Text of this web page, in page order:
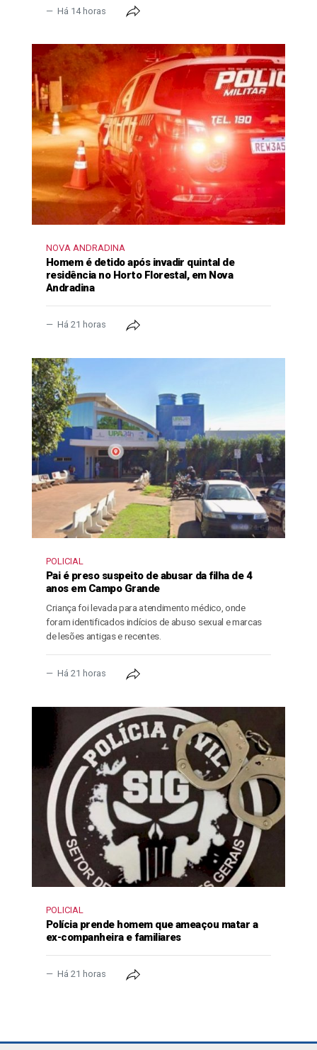
Há 14 horas
NOVA ANDRADINA
Homem é detido após invadir quintal de
residência no Horto Florestal, em Nova
Andradina
Há 21 horas
POLICIAL
Pai é preso suspeito de abusar da filha de 4
anos em Campo Grande
Criança foi levada para atendimento médico, onde
foram identificados indícios de abuso sexual e marcas
de lesões antigas e recentes.
Há 21 horas
POLICIAL
Polícia prende homem que ameaçou matar a
ex-companheira e familiares
Há 21 horas